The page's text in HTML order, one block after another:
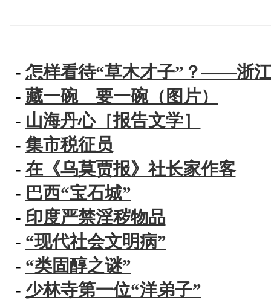
- 怎样看待“草木才子”？——浙
- 藏一碗 要一碗（图片）
- 山海丹心［报告文学］
- 集市税征员
- 在《乌莫贾报》社长家作客
- 巴西“宝石城”
- 印度严禁淫秽物品
- “现代社会文明病”
- “类固醇之谜”
- 少林寺第一位“洋弟子”